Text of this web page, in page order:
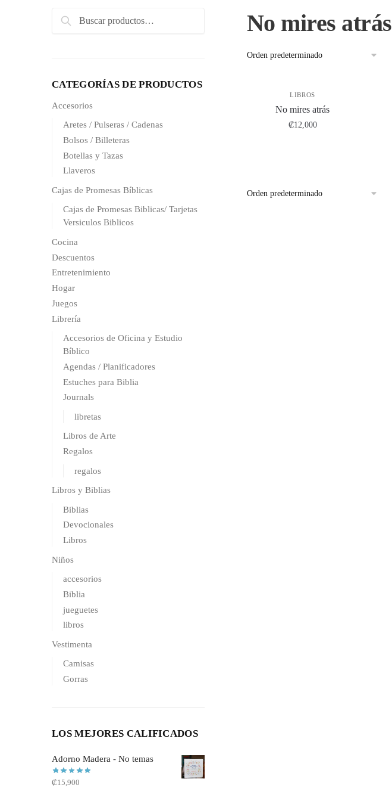
No mires atrás
LIBROS
No mires atrás
₡12,000
Search
Search
CATEGORÍAS DE PRODUCTOS
Accesorios
Aretes / Pulseras / Cadenas
Bolsos / Billeteras
Botellas y Tazas
Llaveros
Cajas de Promesas Bíblicas
Cajas de Promesas Biblicas/ Tarjetas
Versiculos Biblicos
Cocina
Descuentos
Entretenimiento
Hogar
Juegos
Librería
Accesorios de Oficina y Estudio
Bíblico
Agendas / Planificadores
Estuches para Biblia
Journals
libretas
Libros de Arte
Regalos
regalos
Libros y Biblias
Biblias
Devocionales
Libros
Niños
accesorios
Biblia
jueguetes
libros
Vestimenta
Camisas
Gorras
LOS MEJORES CALIFICADOS
Adorno Madera - No temas
₡15,900